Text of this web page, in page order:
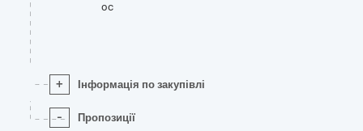
oc
+ Інформація по закупівлі
- Пропозиції